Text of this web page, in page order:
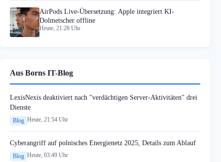
AirPods Live-Übersetzung: Apple integriert KI-
Dolmetscher offline
Heute, 21:28 Uhr
Aus Borns IT-Blog
LexisNexis deaktiviert nach "verdächtigen Server-Aktivitäten" drei
Dienste
Blog Heute, 21:54 Uhr
Cyberangriff auf polnisches Energienetz 2025, Details zum Ablauf
Blog Heute, 03:49 Uhr